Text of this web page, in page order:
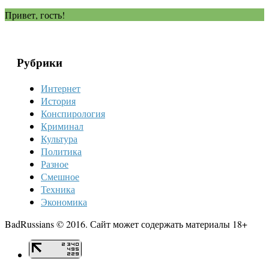
Привет, гость!
Рубрики
Интернет
История
Конспирология
Криминал
Культура
Политика
Разное
Смешное
Техника
Экономика
BadRussians © 2016. Сайт может содержать материалы 18+